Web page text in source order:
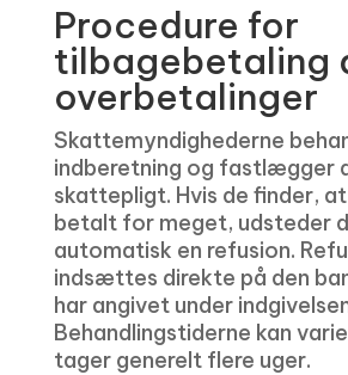
Procedure for
tilbagebetaling
overbetalinger
Skattemyndighederne
indberetning og fastlægger
skattepligt. Hvis de finder,
betalt for meget, udsteder
automatisk en refusion.
indsættes direkte på den
har angivet under
Behandlingstiderne kan
tager generelt flere uger.